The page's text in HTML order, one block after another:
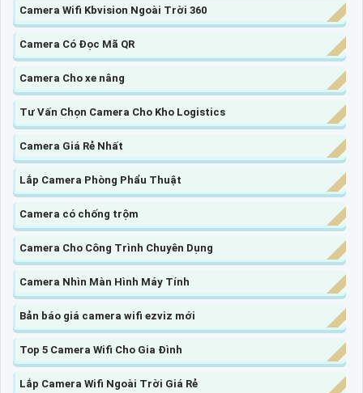
Camera Wifi Kbvision Ngoài Trời 360
Camera Có Đọc Mã QR
Camera Cho xe nâng
Tư Vấn Chọn Camera Cho Kho Logistics
Camera Giá Rẻ Nhất
Lắp Camera Phòng Phẩu Thuật
Camera có chống trộm
Camera Cho Công Trình Chuyên Dụng
Camera Nhìn Màn Hình Máy Tính
Bản báo giá camera wifi ezviz mới
Top 5 Camera Wifi Cho Gia Đình
Lắp Camera Wifi Ngoài Trời Giá Rẻ